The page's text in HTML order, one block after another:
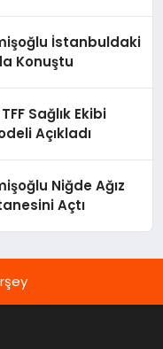
İstanbuldaki
Konuştu
Sağlık Ekibi
Açıkladı
Niğde Ağız
Açtı